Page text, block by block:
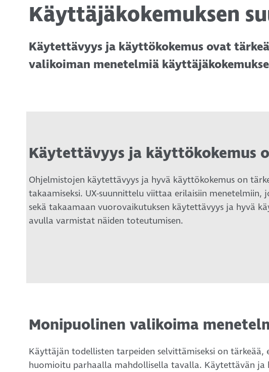
Käyttäjäkokemuksen
Käytettävyys ja käyttökokemus ovat
valikoiman menetelmiä
Käytettävyys ja käyttökokemus
Ohjelmistojen käytettävyys ja hyvä käyttökokemus on
takaamiseksi. UX-suunnittelu viittaa erilaisiin
sekä takaamaan vuorovaikutuksen käytettävyys ja hyvä
avulla varmistat näiden toteutumisen.
Monipuolinen valikoima
Käyttäjän todellisten tarpeiden selvittämiseksi on
huomioitu parhaalla mahdollisella tavalla. Käytettävän